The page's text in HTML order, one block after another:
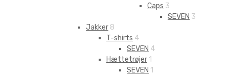
Caps 3
SEVEN 3
Jakker 8
T-shirts 4
SEVEN 4
Hættetrøjer 1
SEVEN 1